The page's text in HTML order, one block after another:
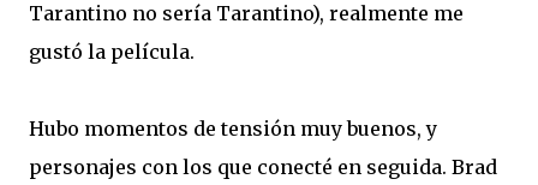
Tarantino no sería Tarantino), realmente me
gustó la película.
Hubo momentos de tensión muy buenos, y
personajes con los que conecté en seguida. Brad